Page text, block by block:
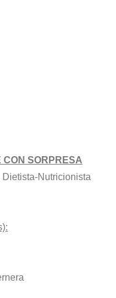
CON SORPRESA
Nutricionista